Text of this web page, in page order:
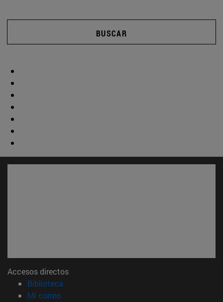
BUSCAR
Accesos directos
Biblioteca
Mi correo(abre en nueva ventana)